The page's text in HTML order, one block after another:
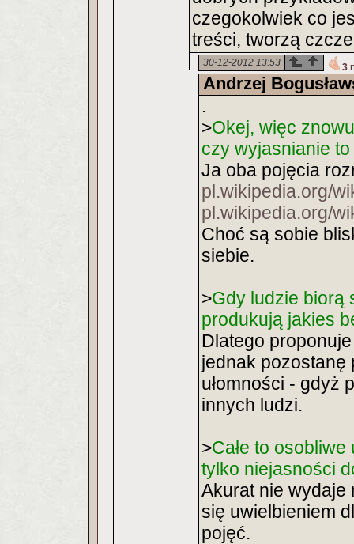
czegokolwiek co
treści, tworzą
30-12-2012 13:53 3
Andrzej
.
>Okej, więc
czy wyjasnianie
Ja oba pojęcia
pl.wikipedia.org/
pl.wikipedia.org/
Choć są sobie
siebie.
>Gdy ludzie biorą
produkują jakies
Dlatego
jednak pozostanę
ułomności - gdyż
innych ludzi.
>Całe to
tylko niejasności
Akurat nie wydaje
się uwielbieniem
pojęć.